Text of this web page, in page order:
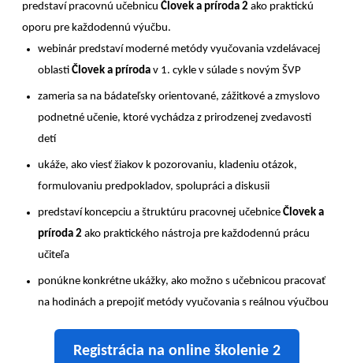
predstaví pracovnú učebnicu Človek a príroda 2 ako praktickú
oporu pre každodennú výučbu.
webinár predstaví moderné metódy vyučovania vzdelávacej
oblasti Človek a príroda v 1. cykle v súlade s novým ŠVP
zameria sa na bádateľsky orientované, zážitkové a zmyslovo
podnetné učenie, ktoré vychádza z prirodzenej zvedavosti
detí
ukáže, ako viesť žiakov k pozorovaniu, kladeniu otázok,
formulovaniu predpokladov, spolupráci a diskusii
predstaví koncepciu a štruktúru pracovnej učebnice Človek a
príroda 2 ako praktického nástroja pre každodennú prácu
učiteľa
ponúkne konkrétne ukážky, ako možno s učebnicou pracovať
na hodinách a prepojiť metódy vyučovania s reálnou výučbou
Registrácia na online školenie 2